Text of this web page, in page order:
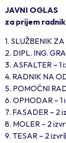
JAVNI OGLAS
za prijem
1. SLUŽBENIK
2. DIPL. ING.
3. ASFALTER – 1
4. RADNIK NA
5. POMOĆNI
6. OPHODAR – 1
7. FASADER – 2
8. MOLER – 2
9. TESAR – 2